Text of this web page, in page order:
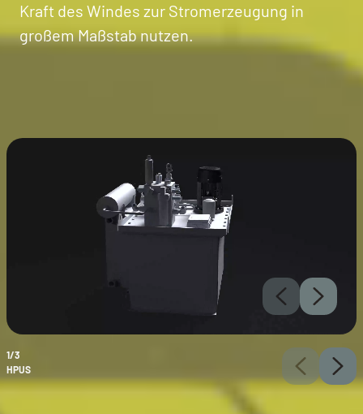
Kraft des Windes zur Stromerzeugung in
großem Maßstab nutzen.
1/3
HPUS